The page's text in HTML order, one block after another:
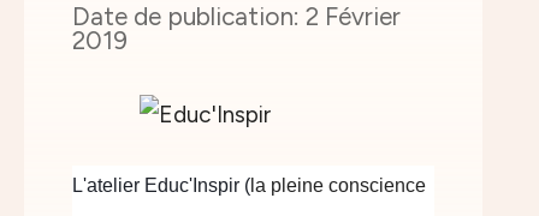
2 Février
2019
L'atelier Educ'Inspir ( la pleine conscience